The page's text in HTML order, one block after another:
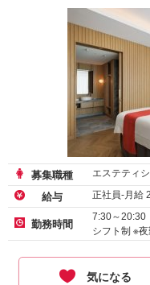
募集職種 エステティ
給与 正社員-月給
勤務時間
7:30～20:30
シフト制 ※
気になる